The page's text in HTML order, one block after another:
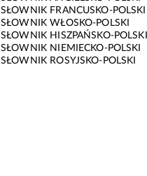
SŁOWNIK FRANCUSKO-POLSKI
SŁOWNIK WŁOSKO-POLSKI
SŁOWNIK HISZPAŃSKO-POLSKI
SŁOWNIK NIEMIECKO-POLSKI
SŁOWNIK ROSYJSKO-POLSKI